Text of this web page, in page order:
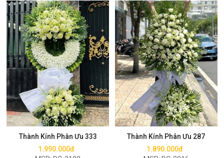
Thành Kính Phân Ưu 333
1.990.000đ
Mua ngay
Thành Kính Phân Ưu 287
1.890.000đ
Mua ngay